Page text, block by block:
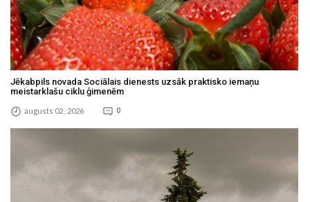
Jēkabpils novada Sociālais dienests uzsāk praktisko iemaņu
meistarklašu ciklu ģimenēm
augusts 02 , 2026 0